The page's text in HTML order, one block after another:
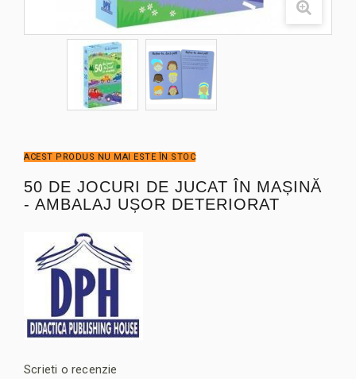
ACEST PRODUS NU MAI ESTE ÎN STOC
50 DE JOCURI DE JUCAT ÎN MAȘINĂ
- AMBALAJ UȘOR DETERIORAT
Scrieti o recenzie